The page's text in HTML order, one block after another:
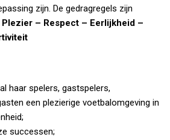
zijn. De gedragregels zijn
Plezier – Respect – Eerlijkheid –
haar spelers, gastspelers,
een plezierige voetbalomgeving in
successen;